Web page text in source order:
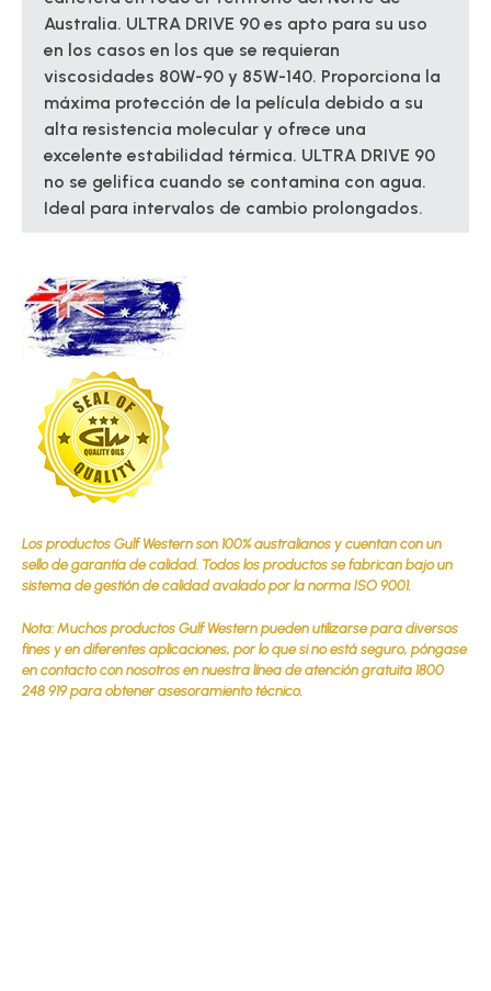
Los productos Gulf Western son 100% australianos y cuentan con un
sello de garantía de calidad. Todos los productos se fabrican bajo un
sistema de gestión de calidad avalado por la norma ISO 9001.
Nota: Muchos productos Gulf Western pueden utilizarse para diversos
fines y en diferentes aplicaciones, por lo que si no está seguro, póngase
en contacto con nosotros en nuestra línea de atención gratuita 1800
248 919 para obtener asesoramiento técnico.
Australia. ULTRA DRIVE 90 es apto para su uso
en los casos en los que se requieran
viscosidades 80W-90 y 85W-140. Proporciona la
máxima protección de la película debido a su
alta resistencia molecular y ofrece una
excelente estabilidad térmica. ULTRA DRIVE 90
no se gelifica cuando se contamina con agua.
Ideal para intervalos de cambio prolongados.